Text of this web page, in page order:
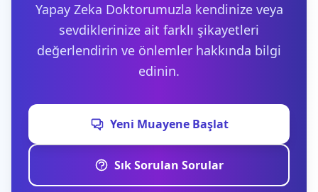
Yapay Zeka Doktorumuzla kendinize veya
sevdiklerinize ait farklı şikayetleri
değerlendirin ve önlemler hakkında bilgi
edinin.
Yeni Muayene Başlat
Sık Sorulan Sorular